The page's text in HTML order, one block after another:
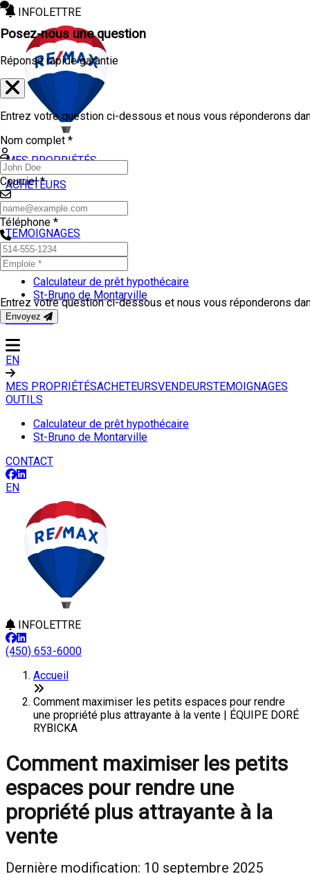
INFOLETTRE
MES PROPRIÉTÉS
ACHETEURS
VENDEURS
TEMOIGNAGES
OUTILS
Calculateur de prêt hypothécaire
St-Bruno de Montarville
CONTACT
EN
MES PROPRIÉTÉSACHETEURSVENDEURSTEMOIGNAGES
OUTILS
Calculateur de prêt hypothécaire
St-Bruno de Montarville
CONTACT
EN
INFOLETTRE
(450) 653-6000
Accueil
Comment maximiser les petits espaces pour rendre
une propriété plus attrayante à la vente | ÉQUIPE DORÉ
RYBICKA
Comment maximiser les petits
espaces pour rendre une
propriété plus attrayante à la
vente
Dernière modification: 10 septembre 2025
Posez-nous une question
Réponse rapide garantie
Entrez votre question ci-dessous et nous vous réponderons
Nom complet *
Courriel *
Téléphone *
Entrez votre question ci-dessous et nous vous réponderons
Envoyez